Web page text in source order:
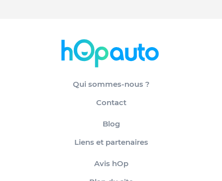
Qui sommes-nous ?
Contact
Blog
Liens et partenaires
Avis hOp